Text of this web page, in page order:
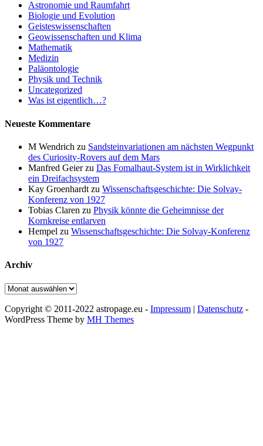
Astronomie und Raumfahrt
Biologie und Evolution
Geisteswissenschaften
Geowissenschaften und Klima
Mathematik
Medizin
Paläontologie
Physik und Technik
Uncategorized
Was ist eigentlich…?
Neueste Kommentare
M Wendrich zu Sandsteinvariationen am nächsten Wegpunkt
des Curiosity-Rovers auf dem Mars
Manfred Geierzu Das Fomalhaut-System ist in Wirklichkeit
ein Dreifachsystem
Kay Groenhardt zu Wissenschaftsgeschichte: Die Solvay-
Konferenz von 1927
Tobias Claren zu Physik könnte die Geheimnisse der
Kornkreise entlarven
Hempel zu Wissenschaftsgeschichte: Die Solvay-Konferenz
von 1927
Archiv
Archiv
Copyright © 2011-2022 astropage.eu - Impressum | Datenschutz -
WordPress Theme by MH Themes